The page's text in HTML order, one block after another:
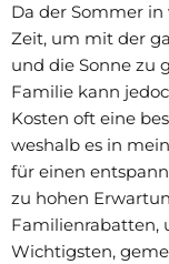
Da der Sommer
Zeit, um mit der
und die Sonne zu
Familie kann
Kosten oft eine
weshalb es in
für einen
zu hohen
Familienrabatten,
Wichtigsten,